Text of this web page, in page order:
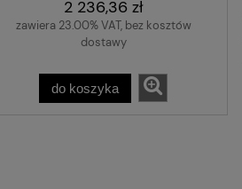
2 236,36 zł
zawiera 23.00% VAT, bez kosztów
dostawy
do koszyka